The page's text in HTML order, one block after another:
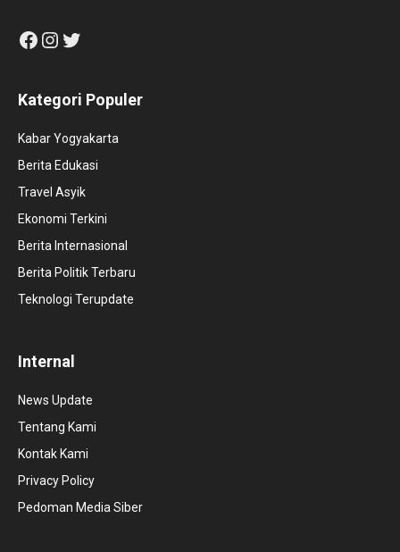
Facebook
Instagram
Twitter
Kategori Populer
Kabar Yogyakarta
Berita Edukasi
Travel Asyik
Ekonomi Terkini
Berita Internasional
Berita Politik Terbaru
Teknologi Terupdate
Internal
News Update
Tentang Kami
Kontak Kami
Privacy Policy
Pedoman Media Siber